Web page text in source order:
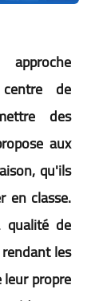
de
des
aux
qu'ils
en classe.
qualité de
les
propre